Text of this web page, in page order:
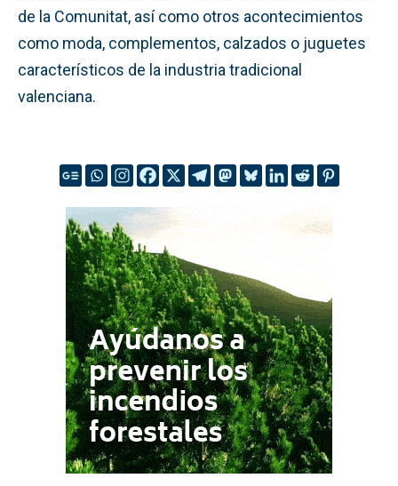
de la Comunitat, así como otros acontecimientos
como moda, complementos, calzados o juguetes
característicos de la industria tradicional
valenciana.